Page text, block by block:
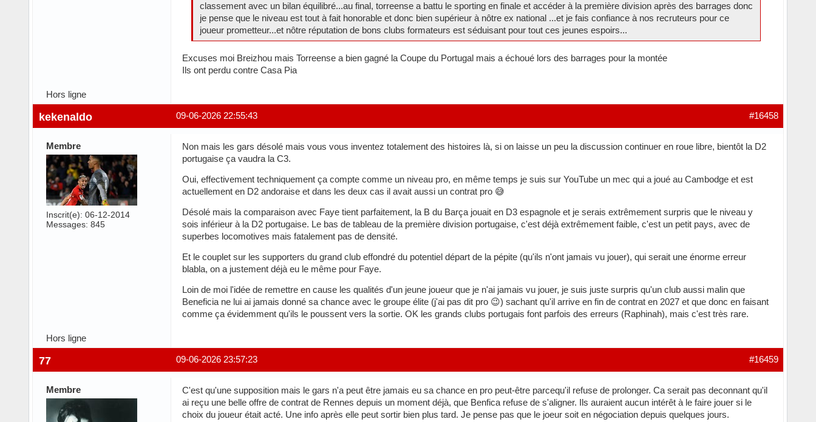
classement avec un bilan équilibré...au final, torreense a battu le sporting en finale et accéder à la première division après des barrages donc
je pense que le niveau est tout à fait honorable et donc bien supérieur à nôtre ex national ...et je fais confiance à nos recruteurs pour ce
joueur prometteur...et nôtre réputation de bons clubs formateurs est séduisant pour tout ces jeunes espoirs...
Excuses moi Breizhou mais Torreense a bien gagné la Coupe du Portugal mais a échoué lors des barrages pour la montée
Ils ont perdu contre Casa Pia
Hors ligne
#16458
09-06-2026 22:55:43
kekenaldo
Membre
Inscrit(e): 06-12-2014
Messages: 845
Non mais les gars désolé mais vous vous inventez totalement des histoires là, si on laisse un peu la discussion continuer en roue libre, bientôt la D2
portugaise ça vaudra la C3.
Oui, effectivement techniquement ça compte comme un niveau pro, en même temps je suis sur YouTube un mec qui a joué au Cambodge et est
actuellement en D2 andoraise et dans les deux cas il avait aussi un contrat pro 😅
Désolé mais la comparaison avec Faye tient parfaitement, la B du Barça jouait en D3 espagnole et je serais extrêmement surpris que le niveau y
sois inférieur à la D2 portugaise. Le bas de tableau de la première division portugaise, c'est déjà extrêmement faible, c'est un petit pays, avec de
superbes locomotives mais fatalement pas de densité.
Et le couplet sur les supporters du grand club effondré du potentiel départ de la pépite (qu'ils n'ont jamais vu jouer), qui serait une énorme erreur
blabla, on a justement déjà eu le même pour Faye.
Loin de moi l'idée de remettre en cause les qualités d'un jeune joueur que je n'ai jamais vu jouer, je suis juste surpris qu'un club aussi malin que
Beneficia ne lui ai jamais donné sa chance avec le groupe élite (j'ai pas dit pro 😉) sachant qu'il arrive en fin de contrat en 2027 et que donc en faisant
comme ça évidemment qu'ils le poussent vers la sortie. OK les grands clubs portugais font parfois des erreurs (Raphinah), mais c'est très rare.
Hors ligne
#16459
09-06-2026 23:57:23
77
Membre
C'est qu'une supposition mais le gars n'a peut être jamais eu sa chance en pro peut-être parcequ'il refuse de prolonger. Ca serait pas deconnant qu'il
ai reçu une belle offre de contrat de Rennes depuis un moment déjà, que Benfica refuse de s'aligner. Ils auraient aucun intérêt à le faire jouer si le
choix du joueur était acté. Une info après elle peut sortir bien plus tard. Je pense pas que le joeur soit en négociation depuis quelques jours.